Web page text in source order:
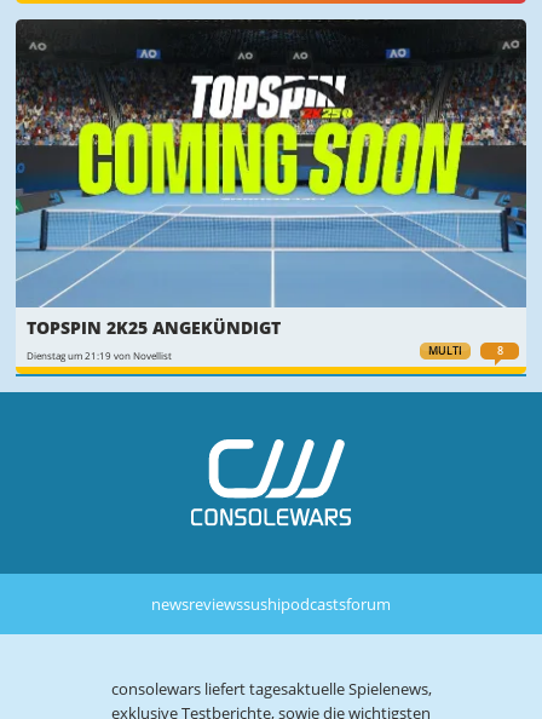
MULTI 8
TOPSPIN 2K25 ANGEKÜNDIGT
Dienstag um 21:19 von Novellist
newsreviewssushipodcastsforum
consolewars liefert tagesaktuelle Spielenews,
exklusive Testberichte, sowie die wichtigsten